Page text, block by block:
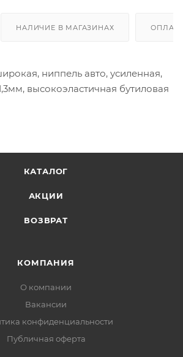
НАЛИЧИЕ В МАГАЗИНАХ
ниппель авто, усиленная,
высокоэластичная бутиловая
КАТАЛОГ
АКЦИИ
ВОЗВРАТ
КОМПАНИЯ
О компании
Вакансии
конфиденциальности
Публичная оферта